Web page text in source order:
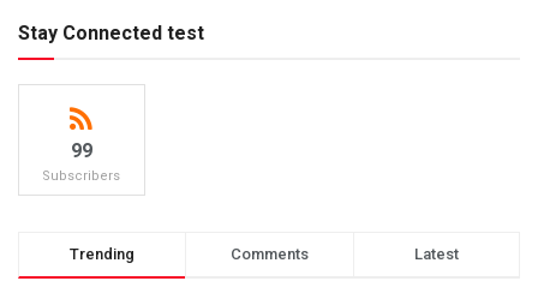
Stay Connected test
99
Subscribers
Trending Comments Latest